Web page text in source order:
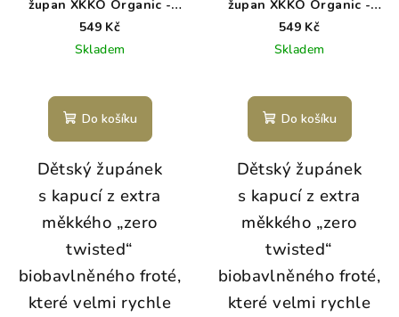
župan XKKO Organic -
Lavender Aura 6-12m
549 Kč
Skladem
Do košíku
Dětský župánek
s kapucí z extra
měkkého „zero
twisted“
biobavlněného froté,
které velmi rychle
župan XKKO Organic -
Mint Stars 6-12m
549 Kč
Skladem
Do košíku
Dětský župánek
s kapucí z extra
měkkého „zero
twisted“
biobavlněného froté,
které velmi rychle